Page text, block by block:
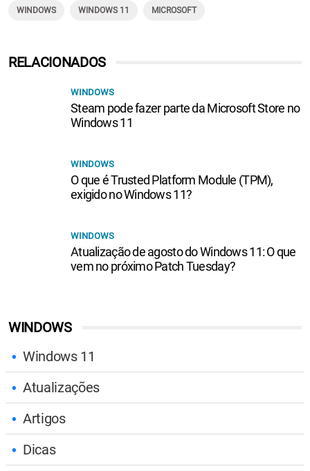
WINDOWS WINDOWS 11 MICROSOFT
WINDOWS
Windows 11
Atualizações
Artigos
Dicas
RELACIONADOS
WINDOWS
Steam pode fazer parte da Microsoft Store no
Windows 11
WINDOWS
O que é Trusted Platform Module (TPM),
exigido no Windows 11?
WINDOWS
Atualização de agosto do Windows 11: O que
vem no próximo Patch Tuesday?